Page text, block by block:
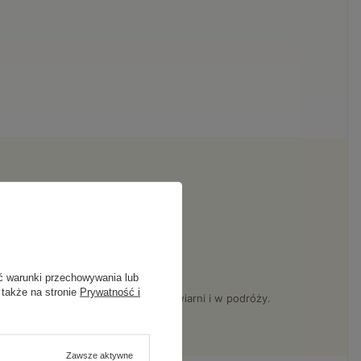
Pełna swoboda w drodze, w kawiarni i w podróży.
warunki przechowywania lub
na stronie Prywatność i
Zawsze aktywne